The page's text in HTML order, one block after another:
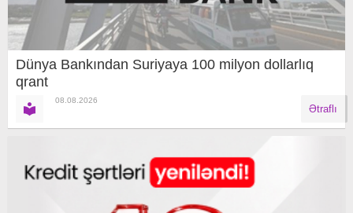
Dünya Bankından Suriyaya 100 milyon dollarlıq
qrant
08.08.2026
Ətraflı